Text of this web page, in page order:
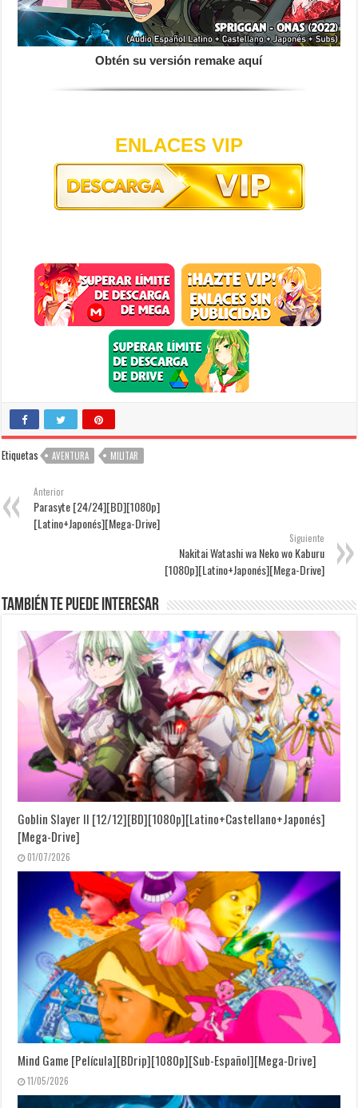
Obtén su versión remake aquí
ENLACES VIP
Etiquetas AVENTURA MILITAR
Anterior
Parasyte [24/24][BD][1080p]
[Latino+Japonés][Mega-Drive]
Siguiente
Nakitai Watashi wa Neko wo Kaburu
[1080p][Latino+Japonés][Mega-Drive]
También te puede interesar
Goblin Slayer II [12/12][BD][1080p][Latino+Castellano+Japonés]
[Mega-Drive]
01/07/2026
Mind Game [Película][BDrip][1080p][Sub-Español][Mega-Drive]
11/05/2026